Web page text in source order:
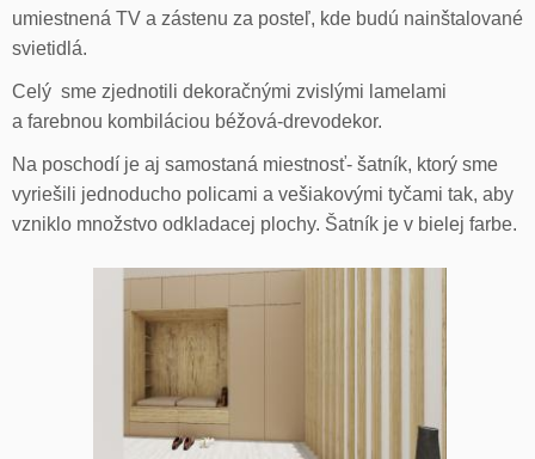
umiestnená TV a zástenu za posteľ, kde budú nainštalované
svietidlá.
Celý sme zjednotili dekoračnými zvislými lamelami
a farebnou kombiláciou béžová-drevodekor.
Na poschodí je aj samostaná miestnosť- šatník, ktorý sme
vyriešili jednoducho policami a vešiakovými tyčami tak, aby
vzniklo množstvo odkladacej plochy. Šatník je v bielej farbe.